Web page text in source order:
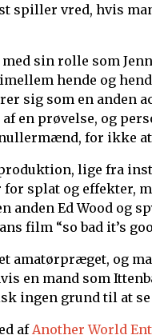
spiller vred, hvis
sin rolle som
hende og
sig som en anden
en prøvelse, og
for ikke at
lige fra
splat og effekter,
Ed Wood og
film “so bad it’s
amatørpræget, og
en mand som
ingen grund til at se
af Another World